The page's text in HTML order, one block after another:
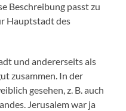
Beschreibung passt zu
Hauptstadt des
und andererseits als
zusammen. In der
gesehen, z. B. auch
Jerusalem war ja